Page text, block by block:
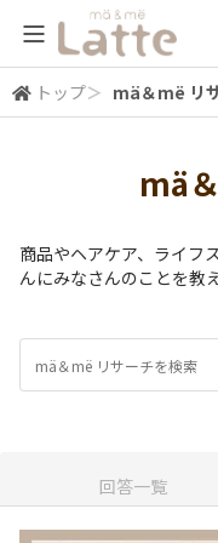
全体検索
トップ＞ mä＆më リ
mä
商品やヘアケア、ライフ
んにみなさんのことを教
回答一覧